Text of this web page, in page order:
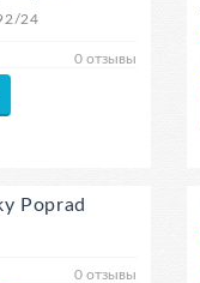
24
0 отзывы
Poprad
0 отзывы